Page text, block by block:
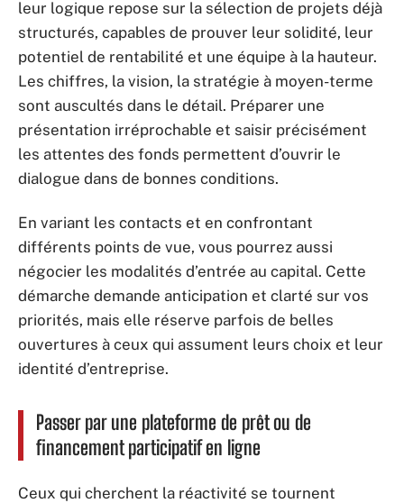
leur logique repose sur la sélection de projets déjà
structurés, capables de prouver leur solidité, leur
potentiel de rentabilité et une équipe à la hauteur.
Les chiffres, la vision, la stratégie à moyen-terme
sont auscultés dans le détail. Préparer une
présentation irréprochable et saisir précisément
les attentes des fonds permettent d’ouvrir le
dialogue dans de bonnes conditions.
En variant les contacts et en confrontant
différents points de vue, vous pourrez aussi
négocier les modalités d’entrée au capital. Cette
démarche demande anticipation et clarté sur vos
priorités, mais elle réserve parfois de belles
ouvertures à ceux qui assument leurs choix et leur
identité d’entreprise.
Passer par une plateforme de prêt ou de
financement participatif en ligne
Ceux qui cherchent la réactivité se tournent